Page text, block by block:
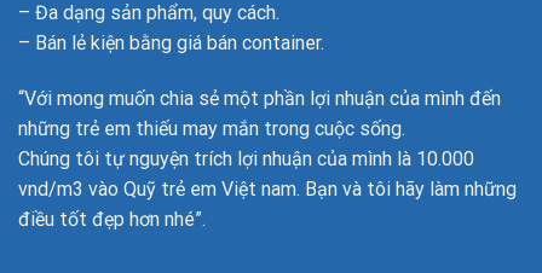
– Đa dạng sản phẩm, quy cách.
– Bán lẻ kiện bằng giá bán container.
“Với mong muốn chia sẻ một phần lợi nhuận của mình đến
những trẻ em thiếu may mắn trong cuộc sống.
Chúng tôi tự nguyện trích lợi nhuận của mình là 10.000
vnd/m3 vào Quỹ trẻ em Việt nam. Bạn và tôi hãy làm những
điều tốt đẹp hơn nhé”.